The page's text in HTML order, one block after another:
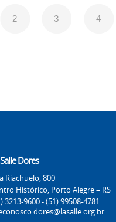
2 3 4
Dores
Riachuelo, 800
Histórico, Porto Alegre – RS
3213-9600 - (51) 99508-4781